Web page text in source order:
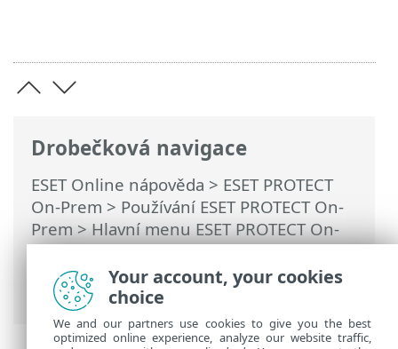
Drobečková navigace
ESET Online nápověda > ESET PROTECT
On-Prem > Používání ESET PROTECT On-
Prem>Hlavní menu ESET PROTECT On-
Prem>Politiky> Vzdálená konfigurace
produktu prostřednictvím ESET PROTECT
On-Prem
Your account, your cookies
choice
We and our partners use cookies to give you the best
optimized online experience, analyze our website traffic,